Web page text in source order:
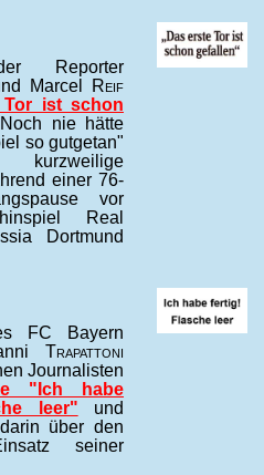
Reporter
Marcel
Reif
Tor ist schon
nie hätte
so gutgetan"
einer 76-
vor
Real
Dortmund
FC Bayern
Trapattoni
Journalisten
"Ich habe
leer" und
über den
seiner